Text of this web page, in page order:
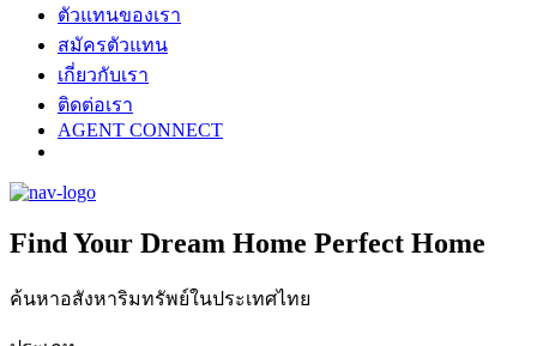
ตัวแทนของเรา
สมัครตัวแทน
เกี่ยวกับเรา
ติดต่อเรา
AGENT CONNECT
Find Your Dream Home Perfect Home
ค้นหาอสังหาริมทรัพย์ในประเทศไทย